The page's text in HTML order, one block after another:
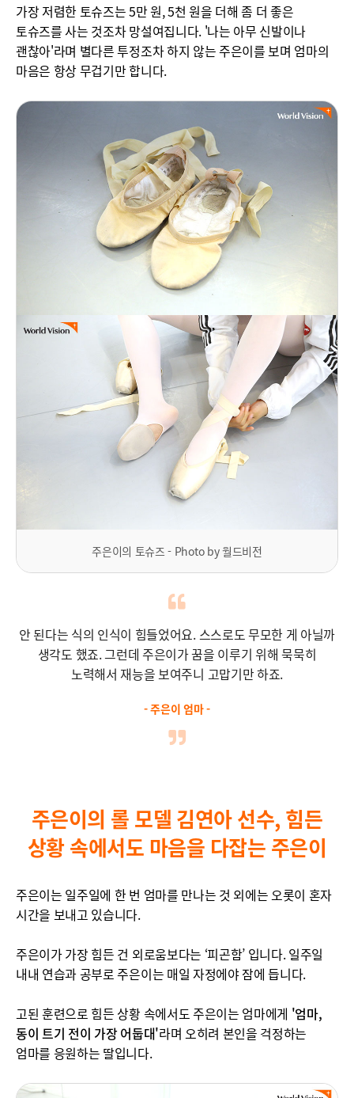
가장 저렴한 토슈즈는 5만 원, 5천 원을 더해 좀 더 좋은
토슈즈를 사는 것조차 망설여집니다. '나는 아무 신발이나
괜찮아'라며 별다른 투정조차 하지 않는 주은이를 보며 엄마의
마음은 항상 무겁기만 합니다.
주은이의 토슈즈 - Photo by 월드비전
안 된다는 식의 인식이 힘들었어요.스스로도 무모한 게 아닐까
생각도 했죠.그런데 주은이가 꿈을 이루기 위해 묵묵히
노력해서 재능을 보여주니 고맙기만 하죠.
- 주은이 엄마 -
주은이의 롤 모델 김연아 선수, 힘든
상황 속에서도 마음을 다잡는 주은이
주은이는 일주일에 한 번 엄마를 만나는 것 외에는 오롯이 혼자
시간을 보내고 있습니다.
주은이가 가장 힘든 건 외로움보다는 ‘피곤함’ 입니다. 일주일
내내 연습과 공부로 주은이는 매일 자정에야 잠에 듭니다.
고된 훈련으로 힘든 상황 속에서도 주은이는 엄마에게 '엄마,
동이 트기 전이 가장 어둡대'라며 오히려 본인을 걱정하는
엄마를 응원하는 딸입니다.